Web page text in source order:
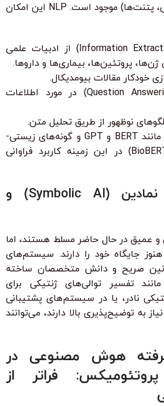
علمی، پرونده‌های پزشکی، پتنت‌ها) موجود است. NLP این امکان
استخراج اطلاعات (Information Extraction) از ادبیات علمی
پروتئین‌ها، بیماری‌ها و داروها.
خودکار مقالات بیومدیکال.
پاسخ به سوالات (Question Answering) در مورد اطلاعات
نوظهور از طریق تحلیل متن.
مدل‌های پیشرفته NLP مانند BERT و GPT و گونه‌های زیستی-
مختص آن‌ها (مانند BioBERT) در این زمینه کاربرد فراوانی
هوش مصنوعی نمادین (Symbolic AI) و
و عمیق در حال حاضر مسلط هستند، اما
هنوز جایگاه خود را دارند. سیستم‌های
صریح و دانش متخصصان ساخته
تفسیر توالی‌های ژنتیکی برای
نادر، یا در سیستم‌های پشتیبانی
به توضیح‌پذیری بالا دارند، می‌توانند
هوش مصنوعی در
فراتر از